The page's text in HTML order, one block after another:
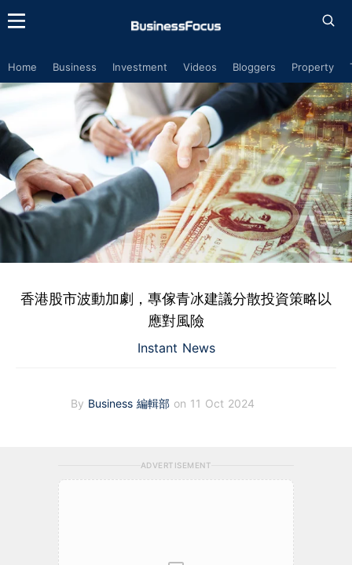
Home Business Investment Videos Bloggers Property
香港股市波動加劇，專傢青冰建議分散投資策略以
應對風險
Instant News
By Business 編輯部 on 11 Oct 2024
ADVERTISEMENT